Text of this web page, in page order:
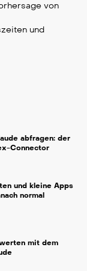
von
und
abfragen: der
Connector
und kleine Apps
normal
mit dem